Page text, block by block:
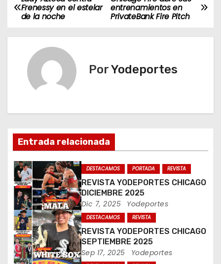
N
a
c
i
ó
n
d
e
e
entrenamientos en
PrivateBank Fire Pitch
Frenessy en el estelar
de la noche
PorYodeportes
Entrada relacionada
DESTACAMOS PORTADA REVISTA
REVISTA YODEPORTES CHICAGO
DICIEMBRE 2025
Dic 7, 2025 Yodeportes
DESTACAMOS REVISTA
REVISTA YODEPORTES CHICAGO
SEPTIEMBRE 2025
Sep 17, 2025 Yodeportes